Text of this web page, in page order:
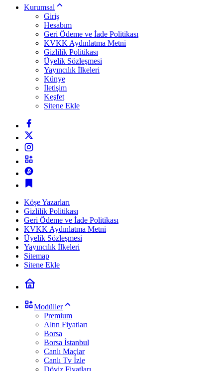
Kurumsal
Giriş
Hesabım
Geri Ödeme ve İade Politikası
KVKK Aydınlatma Metni
Gizlilik Politikası
Üyelik Sözleşmesi
Yayıncılık İlkeleri
Künye
İletişim
Keşfet
Sitene Ekle
Köşe Yazarları
Gizlilik Politikası
Geri Ödeme ve İade Politikası
KVKK Aydınlatma Metni
Üyelik Sözleşmesi
Yayıncılık İlkeleri
Sitemap
Sitene Ekle
Modüller
Premium
Altın Fiyatları
Borsa
Borsa İstanbul
Canlı Maçlar
Canlı Tv İzle
Döviz Fiyatları